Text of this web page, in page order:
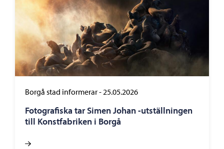
Borgå stad informerar-25.05.2026
Fotografiska tar Simen Johan -utställningen
till Konstfabriken i Borgå